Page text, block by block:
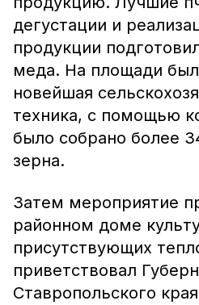
дегустации и
продукции
меда. На площади
новейшая
техника, с помощью
было собрано более
зерна.
Затем мероприятие
районном доме
присутствующих
приветствовал
Ставропольского